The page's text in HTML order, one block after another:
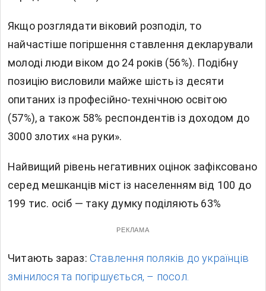
Якщо розглядати віковий розподіл, то
найчастіше погіршення ставлення декларували
молоді люди віком до 24 років (56%). Подібну
позицію висловили майже шість із десяти
опитаних із професійно-технічною освітою
(57%), а також 58% респондентів із доходом до
3000 злотих «на руки».
Найвищий рівень негативних оцінок зафіксовано
серед мешканців міст із населенням від 100 до
199 тис. осіб — таку думку поділяють 63%
РЕКЛАМА
Читають зараз: Ставлення поляків до українців
змінилося та погіршується, – посол.